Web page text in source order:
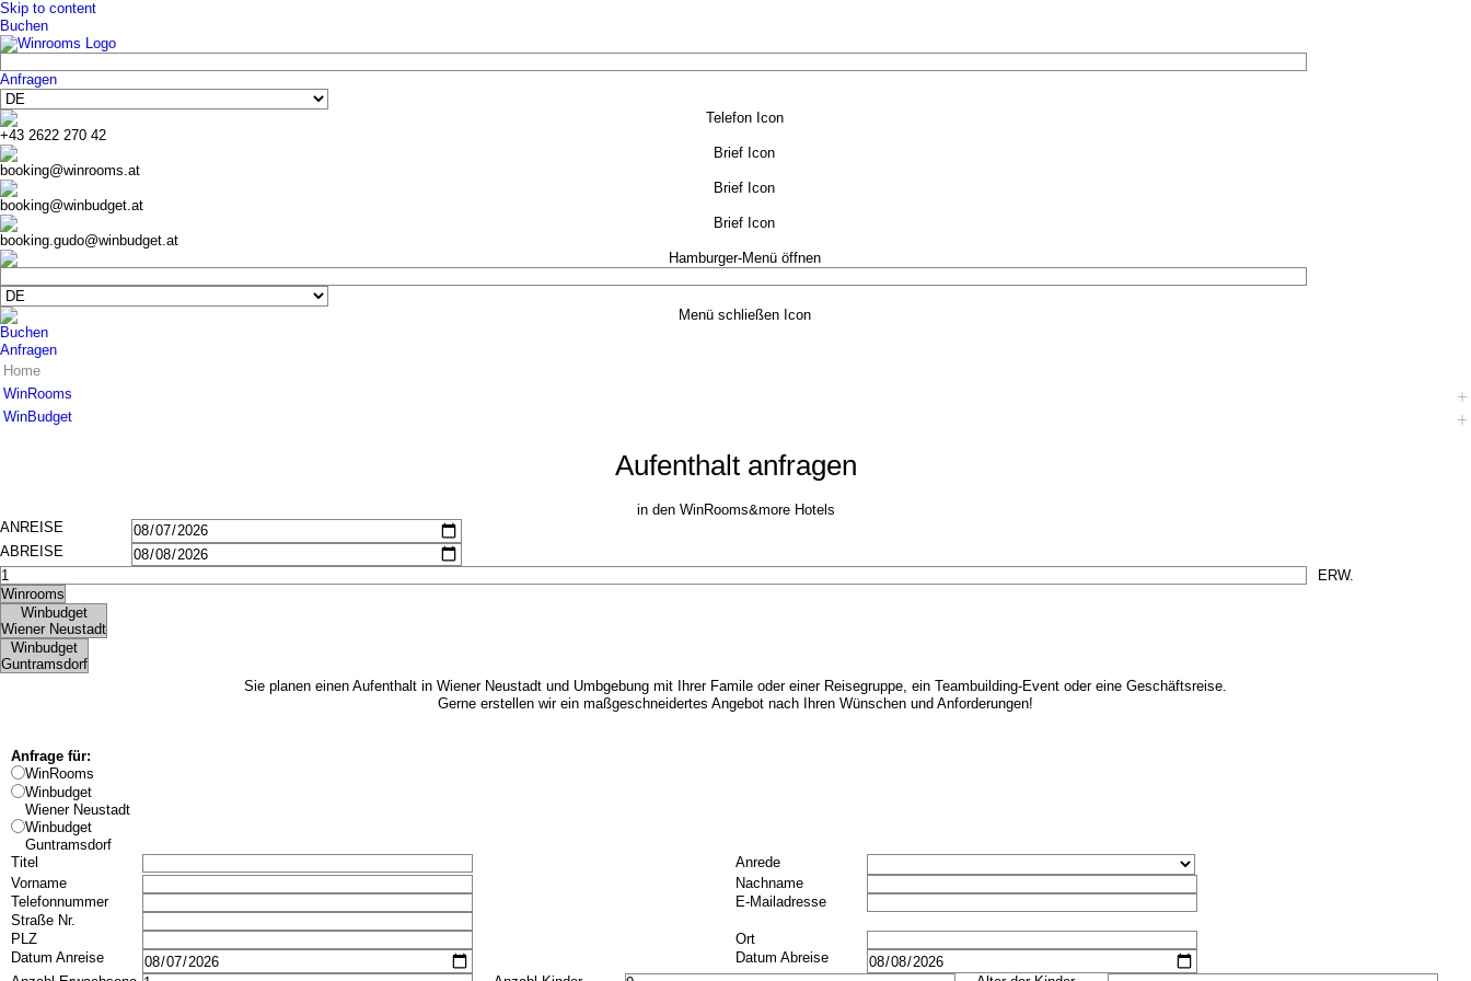
Skip to content
Buchen
Anfragen
+43 2622 270 42
booking@winrooms.at
booking@winbudget.at
booking.gudo@winbudget.at
Buchen
Anfragen
Home
WinRooms
Hotel
Seminare
Gruppen & Geschäftsreisende
Angebote
Kontakt
Jobs
WinBudget
Impressionen
Seminare
Teambuilding
Angebote
Kontakt
Jobs
Aufenthalt anfragen
in den WinRooms&more Hotels
Sie planen einen Aufenthalt in Wiener Neustadt und Umbgebung mit Ihrer Famile oder einer Reisegruppe, ein Teambuilding-Event oder eine Geschäftsreise.
Gerne erstellen wir ein maßgeschneidertes Angebot nach Ihren Wünschen und Anforderungen!
Anfrage für:
WinRooms
Winbudget
Wiener Neustadt
Winbudget
Guntramsdorf
Titel
Anrede
Vorname
Nachname
Telefonnummer
E-Mailadresse
Straße Nr.
PLZ
Ort
Datum Anreise
Datum Abreise